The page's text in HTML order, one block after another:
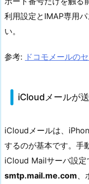
利用設定とIMAP専用
い。
参考: ドコモメールの
iCloudメールが
iCloudメールは、
するのが基本です。手
iCloud Mailサーバ設定
smtp.mail.me.com